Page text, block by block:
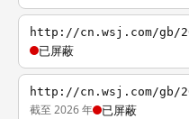
http://cn.wsj.com/gb/
已屏蔽
http://cn.wsj.com/gb/
截至 2026 年 已屏蔽